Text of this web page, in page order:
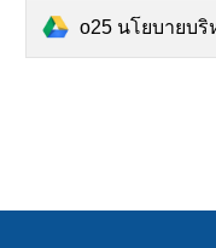
o25 นโยบายบ